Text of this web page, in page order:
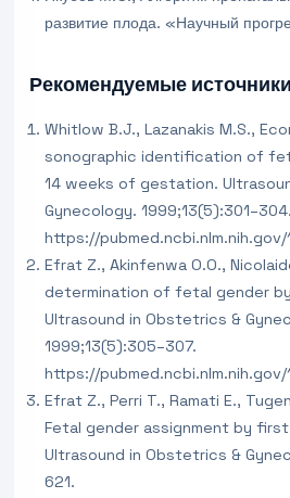
развитие плода. «Научный
Рекомендуемые источники
Whitlow B.J., Lazanakis M.S.,
sonographic identification of
14 weeks of gestation.
Gynecology. 1999;13(5):301–304.
https://pubmed.ncbi.nlm.nih.gov/
Efrat Z., Akinfenwa O.O.,
determination of fetal gender
Ultrasound in Obstetrics &
1999;13(5):305–307.
https://
Efrat Z., Perri T., Ramati E.,
Fetal gender assignment by
Ultrasound in Obstetrics &
621.